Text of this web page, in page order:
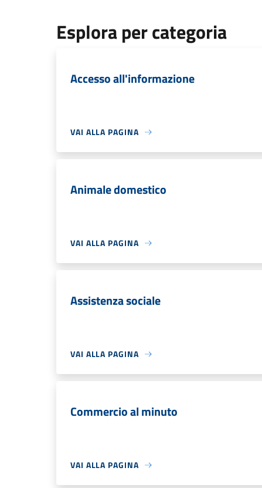
Esplora per categoria
Accesso all'informazione
VAI ALLA PAGINA
Animale domestico
VAI ALLA PAGINA
Assistenza sociale
VAI ALLA PAGINA
Commercio al minuto
VAI ALLA PAGINA